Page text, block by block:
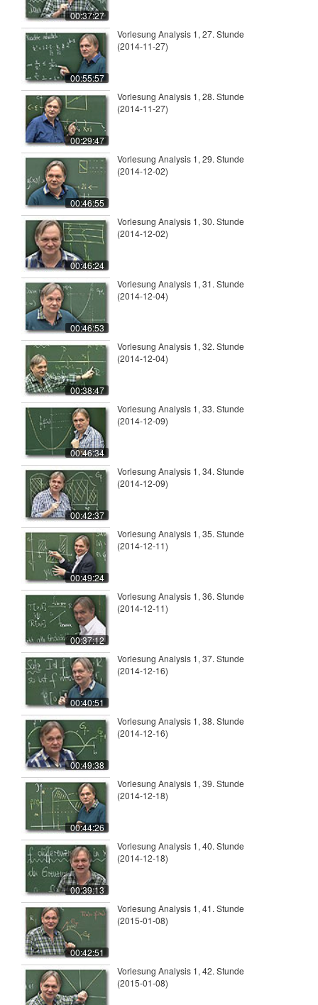
00:37:27
00:55:57
Vorlesung Analysis 1, 27. Stunde
(2014-11-27)
00:29:47
Vorlesung Analysis 1, 28. Stunde
(2014-11-27)
00:46:55
Vorlesung Analysis 1, 29. Stunde
(2014-12-02)
00:46:24
Vorlesung Analysis 1, 30. Stunde
(2014-12-02)
00:46:53
Vorlesung Analysis 1, 31. Stunde
(2014-12-04)
00:38:47
Vorlesung Analysis 1, 32. Stunde
(2014-12-04)
00:46:34
Vorlesung Analysis 1, 33. Stunde
(2014-12-09)
00:42:37
Vorlesung Analysis 1, 34. Stunde
(2014-12-09)
00:49:24
Vorlesung Analysis 1, 35. Stunde
(2014-12-11)
00:37:12
Vorlesung Analysis 1, 36. Stunde
(2014-12-11)
00:40:51
Vorlesung Analysis 1, 37. Stunde
(2014-12-16)
00:49:38
Vorlesung Analysis 1, 38. Stunde
(2014-12-16)
00:44:26
Vorlesung Analysis 1, 39. Stunde
(2014-12-18)
00:39:13
Vorlesung Analysis 1, 40. Stunde
(2014-12-18)
00:42:51
Vorlesung Analysis 1, 41. Stunde
(2015-01-08)
Vorlesung Analysis 1, 42. Stunde
(2015-01-08)